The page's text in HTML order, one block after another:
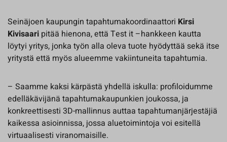
Seinäjoen kaupungin tapahtumakoordinaattori Kirsi
Kivisaari pitää hienona, että Test it –hankkeen kautta
löytyi yritys, jonka työn alla oleva tuote hyödyttää sekä itse
yritystä että myös alueemme vakiintuneita tapahtumia.
– Saamme kaksi kärpästä yhdellä iskulla: profiloidumme
edelläkävijänä tapahtumakaupunkien joukossa, ja
konkreettisesti 3D-mallinnus auttaa tapahtumanjärjestäjiä
kaikessa asioinnissa, jossa aluetoimintoja voi esitellä
virtuaalisesti viranomaisille.